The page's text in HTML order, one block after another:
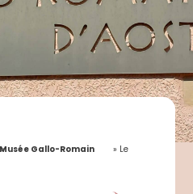
»
Musée Gallo-Romain » Le